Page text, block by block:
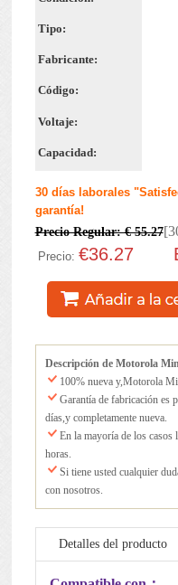
Tipo:
Fabricante:
Código:
Voltaje:
Capacidad:
30 días laborales
garantía!
Precio Regular: € 55.27
Precio:€36.27
Descripción de Motorola
100% nueva y,Motorola
Garantía de fabricación es
días,y completamente nueva.
En la mayoría de los casos
horas.
Si tiene usted cualquier
con nosotros.
Detalles del producto
Mantenimiento de la